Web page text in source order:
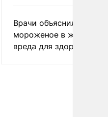
Врачи объяснили, как
мороженое в жару без
вреда для здоровья